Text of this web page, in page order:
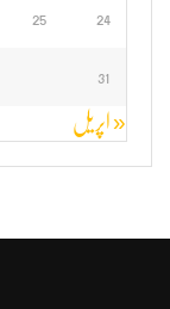
24
25
31
« اپریل